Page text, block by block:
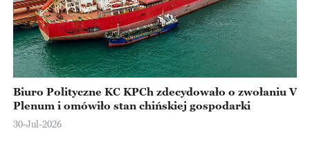
Biuro Polityczne KC KPCh zdecydowało o zwołaniu V
Plenum i omówiło stan chińskiej gospodarki
30-Jul-2026